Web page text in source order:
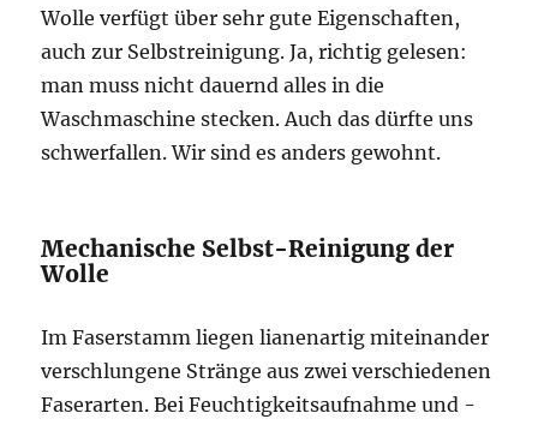
Wolle verfügt über sehr gute Eigenschaften,
auch zur Selbstreinigung. Ja, richtig gelesen:
man muss nicht dauernd alles in die
Waschmaschine stecken. Auch das dürfte uns
schwerfallen. Wir sind es anders gewohnt.
Mechanische Selbst-Reinigung der
Wolle
Im Faserstamm liegen lianenartig miteinander
verschlungene Stränge aus zwei verschiedenen
Faserarten. Bei Feuchtigkeitsaufnahme und -